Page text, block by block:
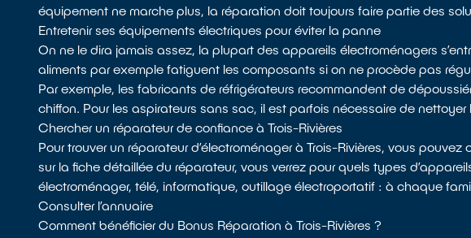
équipement ne marche plus, la réparation doit toujours faire partie des
Entretenir ses équipements électriques pour éviter la panne
On ne le dira jamais assez, la plupart des appareils électroménagers
aliments par exemple fatiguent les composants si on ne procède pas
Par exemple, les fabricants de réfrigérateurs recommandent de
chiffon. Pour les aspirateurs sans sac, il est parfois nécessaire de nettoyer
Chercher un réparateur de confiance à Trois-Rivières
Pour trouver un réparateur d’électroménager à Trois-Rivières, vous pouvez
sur la fiche détaillée du réparateur, vous verrez pour quels types
électroménager, télé, informatique, outillage électroportatif : à chaque
Consulter l’annuaire
Comment bénéficier du Bonus Réparation à Trois-Rivières ?